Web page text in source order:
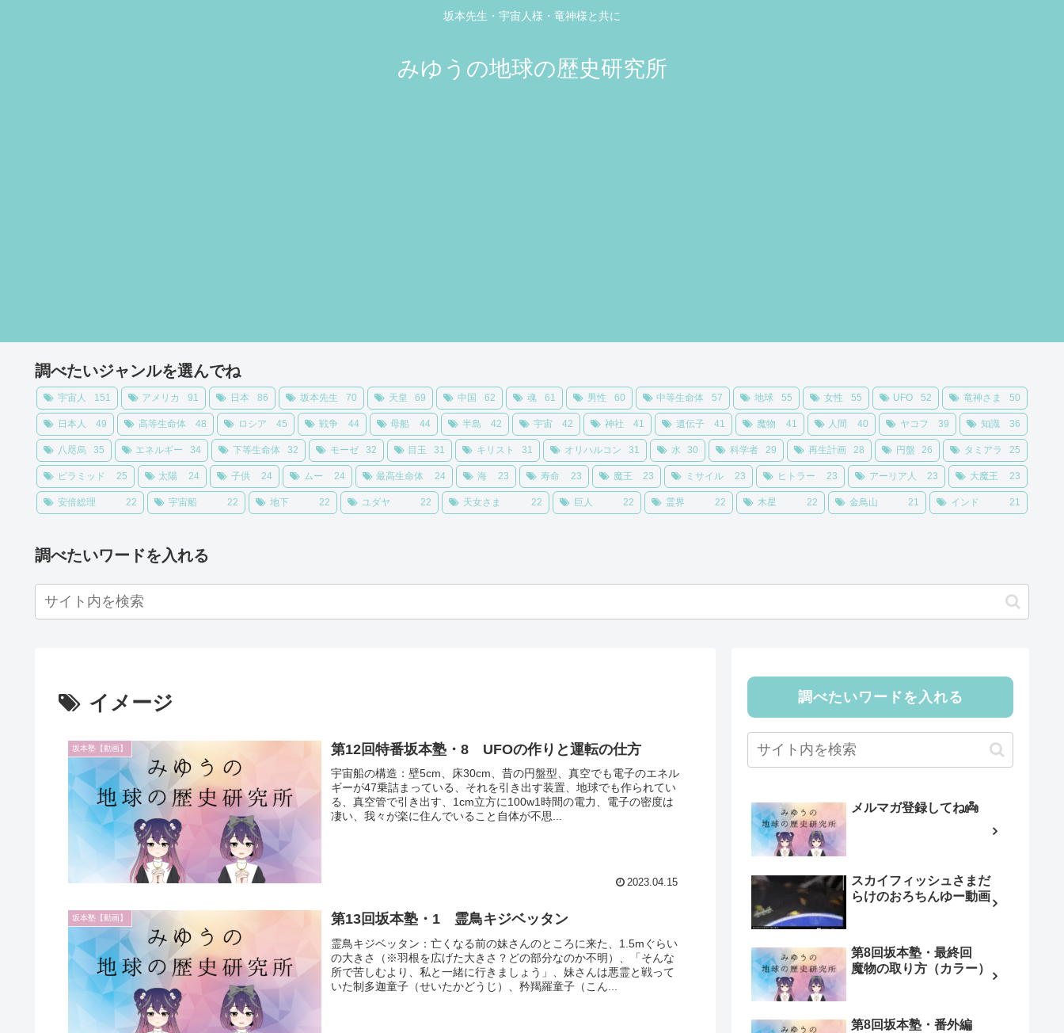
坂本先生・宇宙人様・竜神様と共に
みゆうの地球の歴史研究所
調べたいジャンルを選んでね
宇宙人 151 アメリカ 91 日本 86 坂本先生 70 天皇 69 中国 62 魂 61 男性 60 中等生命体 57 地球 55 女性 55 UFO 52 竜神さま 50
日本人 49 高等生命体 48 ロシア 45 戦争 44 母船 44 半島 42 宇宙 42 神社 41 遺伝子 41 魔物 41 人間 40 ヤコフ 39 知識 36
八咫烏 35 エネルギー 34 下等生命体 32 モーゼ 32 目玉 31 キリスト 31 オリハルコン 31 水 30 科学者 29 再生計画 28 円盤 26 タミアラ 25
ピラミッド 25 太陽 24 子供 24 ムー 24 最高生命体 24 海 23 寿命 23 魔王 23 ミサイル 23 ヒトラー 23 アーリア人 23 大魔王 23
安倍総理 22 宇宙船 22 地下 22 ユダヤ 22 天女さま 22 巨人 22 霊界 22 木星 22 金鳥山 21 インド 21
調べたいワードを入れる
イメージ
坂本塾【動画】 第12回特番坂本塾・8 UFOの作りと運転の仕方
宇宙船の構造：壁5cm、床30cm、昔の円盤型、真空でも電子のエネル
ギーが47乗詰まっている、それを引き出す装置、地球でも作られてい
る、真空管で引き出す、1cm立方に100w1時間の電力、電子の密度は
凄い、我々が楽に住んでいること自体が不思...
2023.04.15
坂本塾【動画】 第13回坂本塾・1 霊鳥キジベッタン
霊鳥キジベッタン：亡くなる前の妹さんのところに来た、1.5mぐらい
の大きさ（※羽根を広げた大きさ？どの部分なのか不明）、「そんな
所で苦しむより、私と一緒に行きましょう」、妹さんは悪霊と戦って
いた制多迦童子（せいたかどうじ）、矜羯羅童子（こん...
調べたいワードを入れる
メルマガ登録してね👼
スカイフィッシュさまだ
らけのおろちんゆー動画
第8回坂本塾・最終回
魔物の取り方（カラー）
第8回坂本塾・番外編